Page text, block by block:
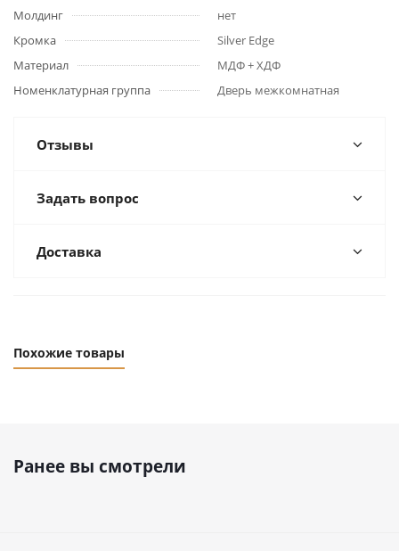
Молдинг
нет
Кромка
Silver Edge
Материал
МДФ + ХДФ
Номенклатурная группа
Дверь межкомнатная
Отзывы
Задать вопрос
Доставка
Похожие товары
Ранее вы смотрели